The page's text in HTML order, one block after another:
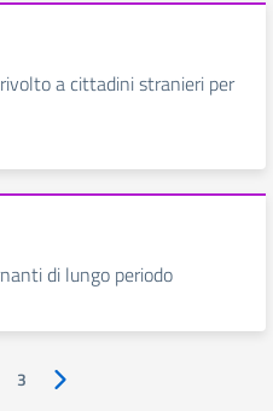
a cittadini stranieri per
di lungo periodo
3 Pagina successiva